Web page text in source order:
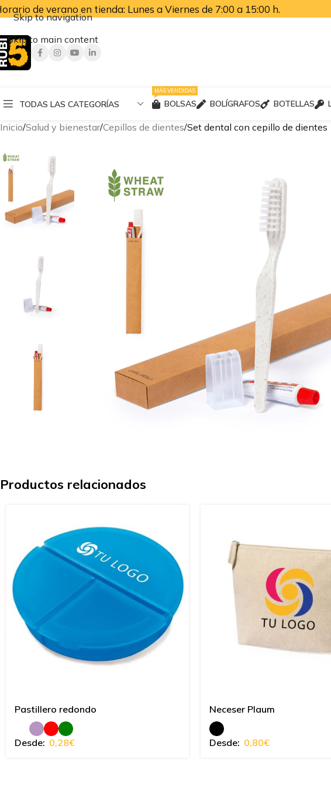
Skip to navigation
Skip to main content
de verano en tienda: Lunes a Viernes de 7:00 a 15:00 h.
TODAS LAS CATEGORÍAS BOLSAS
MÁS VENDIDAS
BOLÍGRAFOS BOTELLAS
Inicio Salud y bienestar Cepillos de dientes Set dental con cepillo de dientes
Productos relacionados
Pastillero redondo
Desde: 0,28€
Neceser Plaum
Desde: 0,80€